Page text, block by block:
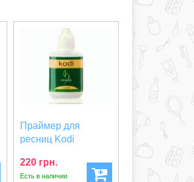
Праймер для
ресниц Kodi
220 грн.
Есть в наличии